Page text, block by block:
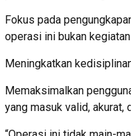
Fokus pada
operasi ini bukan
Meningkatkan
Memaksimalkan
yang masuk valid, akurat,